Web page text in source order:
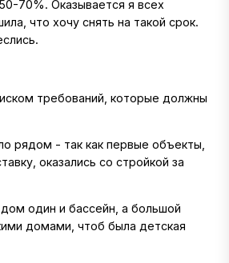
70%. Оказывается я всех
что хочу снять на такой срок.
требований, которые должны
рядом - так как первые объекты,
оказались со стройкой за
один и бассейн, а большой
домами, чтоб была детская